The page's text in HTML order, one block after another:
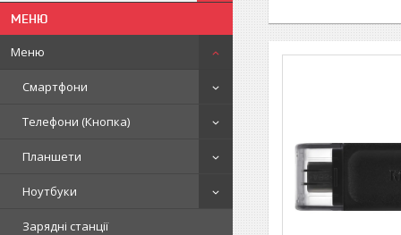
Меню
Смартфони
Телефони (Кнопка)
Планшети
Ноутбуки
Зарядні станції